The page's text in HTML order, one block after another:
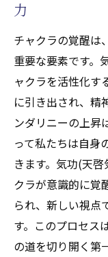
力
チャクラの覚醒は
重要な要素です。
ャクラを活性化す
に引き出され、精
ンダリニーの上昇
って私たちは自身
きます。気功(天
クラが意識的に覚
られ、新しい視点
す。このプロセス
の道を切り開く第